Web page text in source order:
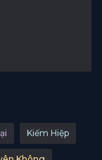
Kiếm Hiệp